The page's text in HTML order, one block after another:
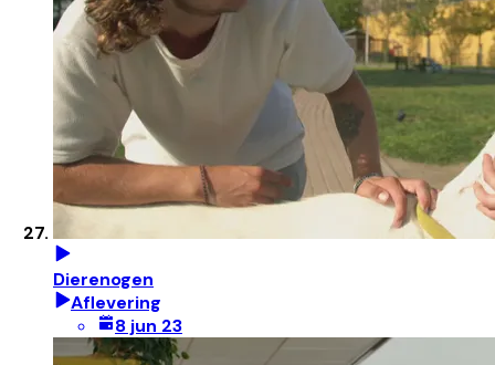
Dierenogen
Aflevering
8 jun 23